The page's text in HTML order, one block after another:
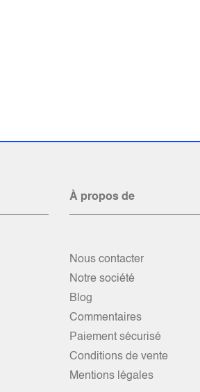
À propos de
Nous contacter
Notre société
Blog
Commentaires
Paiement sécurisé
Conditions de vente
Mentions légales